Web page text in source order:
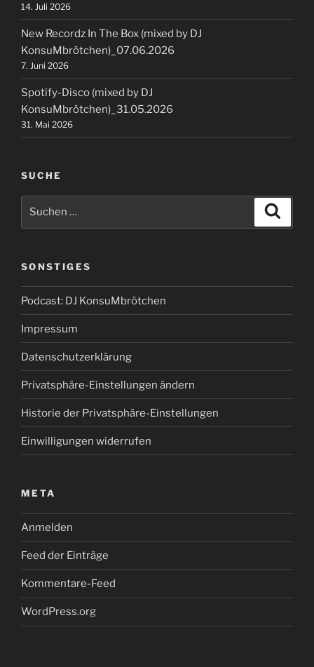
14. Juli 2026
New Recordz In The Box (mixed by DJ
KonsuMbrötchen)_07.06.2026
7. Juni 2026
Spotify-Disco (mixed by DJ
KonsuMbrötchen)_31.05.2026
31. Mai 2026
SUCHE
SONSTIGES
Podcast: DJ KonsuMbrötchen
Impressum
Datenschutzerklärung
Privatsphäre-Einstellungen ändern
Historie der Privatsphäre-Einstellungen
Einwilligungen widerrufen
META
Anmelden
Feed der Einträge
Kommentare-Feed
WordPress.org